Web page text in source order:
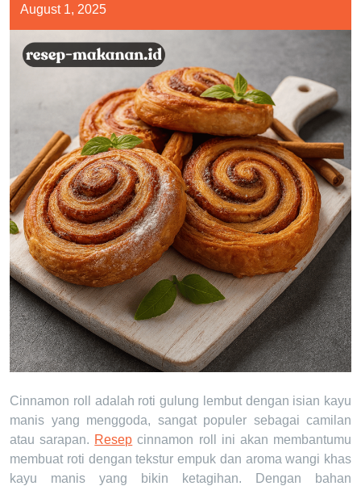
August 1, 2025
Cinnamon roll adalah roti gulung lembut dengan isian kayu
manis yang menggoda, sangat populer sebagai camilan
atau sarapan. Resep cinnamon roll ini akan membantumu
membuat roti dengan tekstur empuk dan aroma wangi khas
kayu manis yang bikin ketagihan. Dengan bahan